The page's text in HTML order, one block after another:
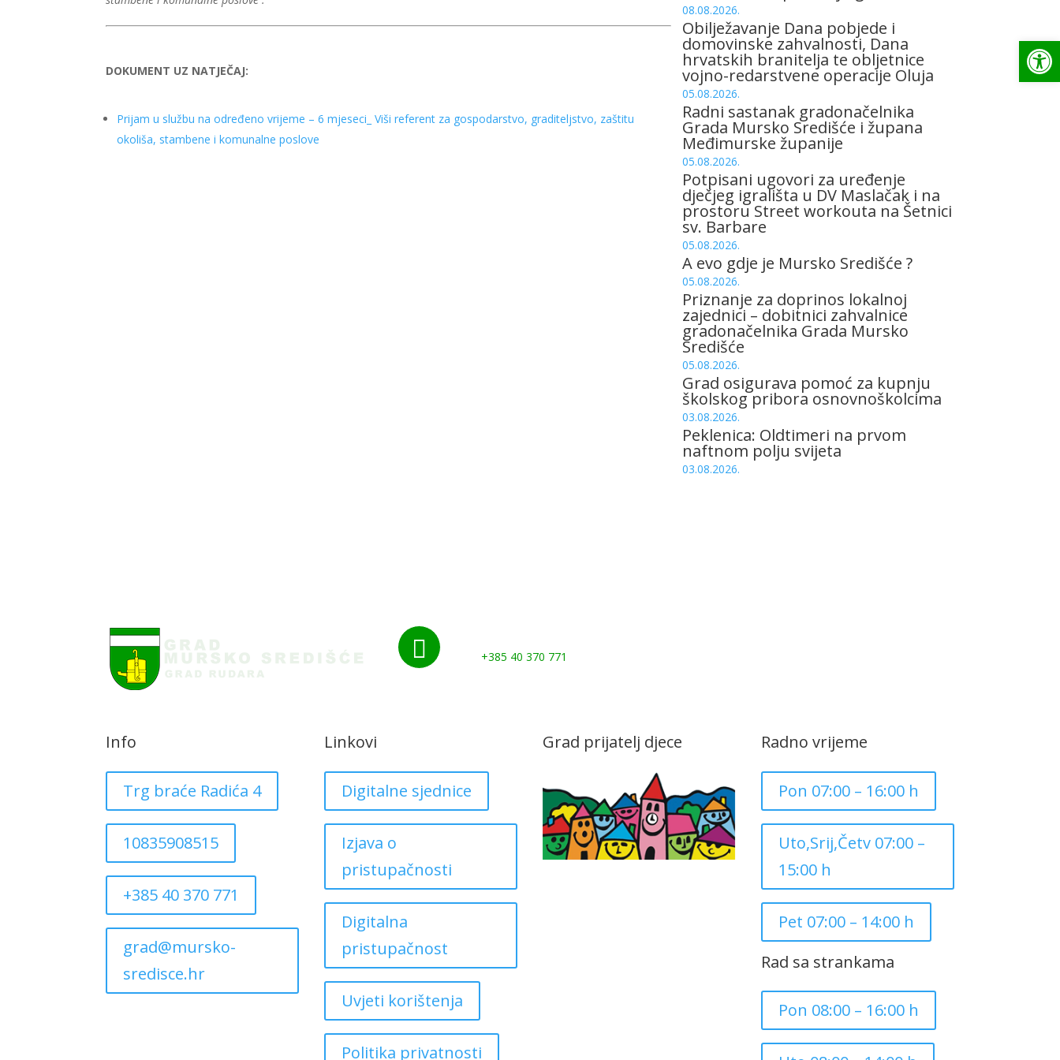
DOKUMENT UZ NATJEČAJ:
Prijam u službu na određeno vrijeme – 6 mjeseci_ Viši referent za gospodarstvo, graditeljstvo, zaštitu
okoliša, stambene i komunalne poslove
08.08.2026.
Obilježavanje Dana pobjede i
domovinske zahvalnosti, Dana
hrvatskih branitelja te obljetnice
vojno-redarstvene operacije Oluja
05.08.2026.
Radni sastanak gradonačelnika
Grada Mursko Središće i župana
Međimurske županije
05.08.2026.
Potpisani ugovori za uređenje
dječjeg igrališta u DV Maslačak i na
prostoru Street workouta na Šetnici
sv. Barbare
05.08.2026.
A evo gdje je Mursko Središće ?
05.08.2026.
Priznanje za doprinos lokalnoj
zajednici – dobitnici zahvalnice
gradonačelnika Grada Mursko
Središće
05.08.2026.
Grad osigurava pomoć za kupnju
školskog pribora osnovnoškolcima
03.08.2026.
Peklenica: Oldtimeri na prvom
naftnom polju svijeta
03.08.2026.
 +385 40 370 771
Info
Trg braće Radića 4
10835908515
+385 40 370 771
grad@mursko-
sredisce.hr
Linkovi
Digitalne sjednice
Izjava o
pristupačnosti
Digitalna
pristupačnost
Uvjeti korištenja
Politika privatnosti
Grad prijatelj djece Radno vrijeme
Pon 07:00 – 16:00 h
Uto,Srij,Četv 07:00 –
15:00 h
Pet 07:00 – 14:00 h
Rad sa strankama
Pon 08:00 – 16:00 h